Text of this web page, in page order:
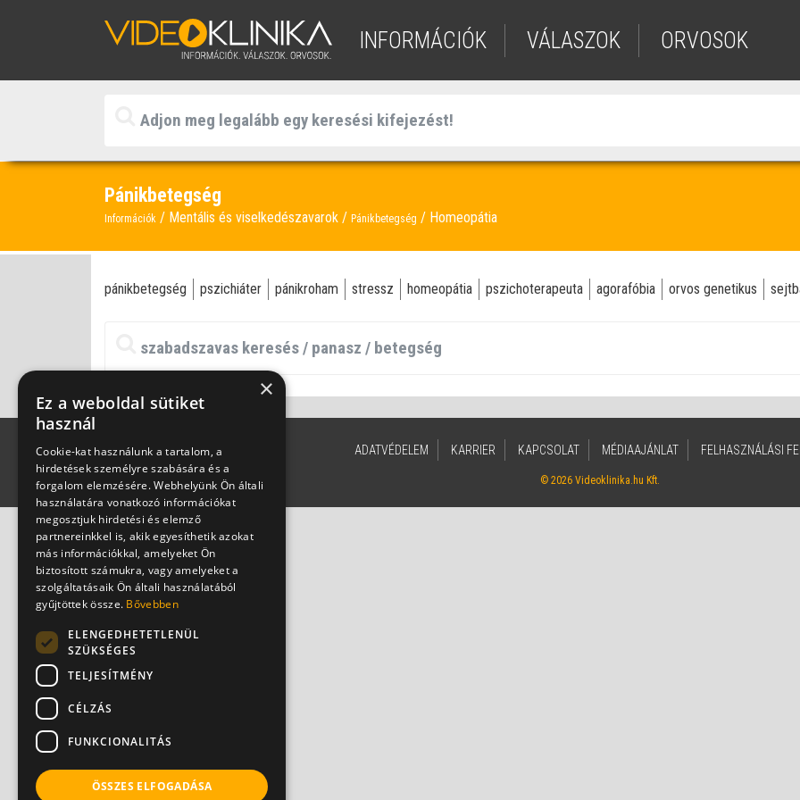
INFORMÁCIÓK VÁLASZOK ORVOSOK
Pánikbetegség
Információk Mentális és viselkedészavarok Pánikbetegség Homeopátia
pánikbetegség pszichiáter pánikroham stressz homeopátia pszichoterapeuta agorafóbia orvos genetikus
ADATVÉDELEM KARRIER KAPCSOLAT MÉDIAAJÁNLAT FELHASZNÁLÁSI
© 2026 Videoklinika.hu Kft.
×
Ez a weboldal sütiket
használ
Cookie-kat használunk a tartalom, a
hirdetések személyre szabására és a
forgalom elemzésére. Webhelyünk Ön általi
használatára vonatkozó információkat
megosztjuk hirdetési és elemző
partnereinkkel is, akik egyesíthetik azokat
más információkkal, amelyeket Ön
biztosított számukra, vagy amelyeket a
szolgáltatásaik Ön általi használatából
gyűjtöttek össze. Bővebben
ELENGEDHETETLENÜL
SZÜKSÉGES
TELJESÍTMÉNY
CÉLZÁS
FUNKCIONALITÁS
ÖSSZES ELFOGADÁSA